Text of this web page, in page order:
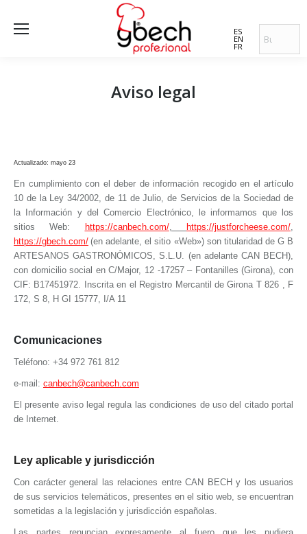
ES
EN
FR
Aviso legal
Actualizado: mayo 23
En cumplimiento con el deber de información recogido en el artículo
10 de la Ley 34/2002, de 11 de Julio, de Servicios de la Sociedad de
la Información y del Comercio Electrónico, le informamos que los
sitios Web:
https://canbech.com/, https://justforcheese.com/,
https://gbech.com/ (en adelante, el sitio «Web») son titularidad de G B
ARTESANOS GASTRONÓMICOS, S.L.U. (en adelante CAN BECH),
con domicilio social en C/Major, 12 -17257 – Fontanilles (Girona), con
CIF: B17451972. Inscrita en el Registro Mercantil de Girona T 826 , F
172, S 8, H GI 15777, I/A 11
Comunicaciones
Teléfono: +34 972 761 812
e-mail: canbech@canbech.com
El presente aviso legal regula las condiciones de uso del citado portal
de Internet.
Ley aplicable y jurisdicción
Con carácter general las relaciones entre CAN BECH y los usuarios
de sus servicios telemáticos, presentes en el sitio web, se encuentran
sometidas a la legislación y jurisdicción españolas.